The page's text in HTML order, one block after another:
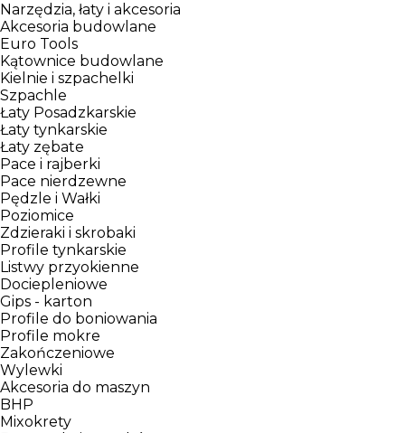
Narzędzia, łaty i akcesoria
Akcesoria budowlane
Euro Tools
Kątownice budowlane
Kielnie i szpachelki
Szpachle
Łaty Posadzkarskie
Łaty tynkarskie
Łaty zębate
Pace i rajberki
Pace nierdzewne
Pędzle i Wałki
Poziomice
Zdzieraki i skrobaki
Profile tynkarskie
Listwy przyokienne
Dociepleniowe
Gips - karton
Profile do boniowania
Profile mokre
Zakończeniowe
Wylewki
Akcesoria do maszyn
BHP
Mixokrety